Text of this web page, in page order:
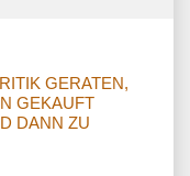
GERATEN,
GEKAUFT
DANN ZU